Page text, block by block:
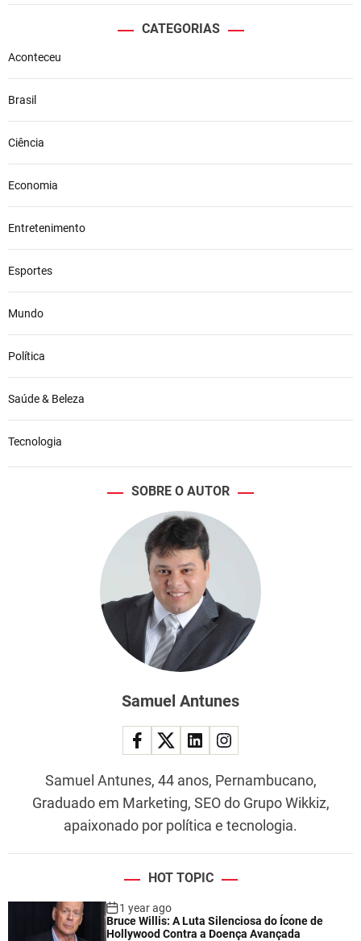
CATEGORIAS
Aconteceu
Brasil
Ciência
Economia
Entretenimento
Esportes
Mundo
Política
Saúde & Beleza
Tecnologia
SOBRE O AUTOR
Samuel Antunes
Samuel Antunes, 44 anos, Pernambucano,
Graduado em Marketing, SEO do Grupo Wikkiz,
apaixonado por política e tecnologia.
HOT TOPIC
1 year ago
Bruce Willis: A Luta Silenciosa do Ícone de
Hollywood Contra a Doença Avançada